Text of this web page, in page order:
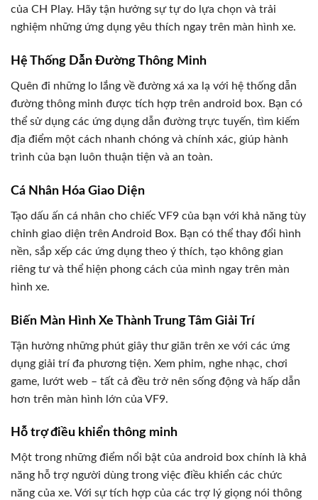
của CH Play. Hãy tận hưởng sự tự do lựa chọn và trải
nghiệm những ứng dụng yêu thích ngay trên màn hình xe.
Hệ Thống Dẫn Đường Thông Minh
Quên đi những lo lắng về đường xá xa lạ với hệ thống dẫn
đường thông minh được tích hợp trên android box. Bạn có
thể sử dụng các ứng dụng dẫn đường trực tuyến, tìm kiếm
địa điểm một cách nhanh chóng và chính xác, giúp hành
trình của bạn luôn thuận tiện và an toàn.
Cá Nhân Hóa Giao Diện
Tạo dấu ấn cá nhân cho chiếc VF9 của bạn với khả năng tùy
chỉnh giao diện trên Android Box. Bạn có thể thay đổi hình
nền, sắp xếp các ứng dụng theo ý thích, tạo không gian
riêng tư và thể hiện phong cách của mình ngay trên màn
hình xe.
Biến Màn Hình Xe Thành Trung Tâm Giải Trí
Tận hưởng những phút giây thư giãn trên xe với các ứng
dụng giải trí đa phương tiện. Xem phim, nghe nhạc, chơi
game, lướt web – tất cả đều trở nên sống động và hấp dẫn
hơn trên màn hình lớn của VF9.
Hỗ trợ điều khiển thông minh
Một trong những điểm nổi bật của android box chính là khả
năng hỗ trợ người dùng trong việc điều khiển các chức
năng của xe. Với sự tích hợp của các trợ lý giọng nói thông